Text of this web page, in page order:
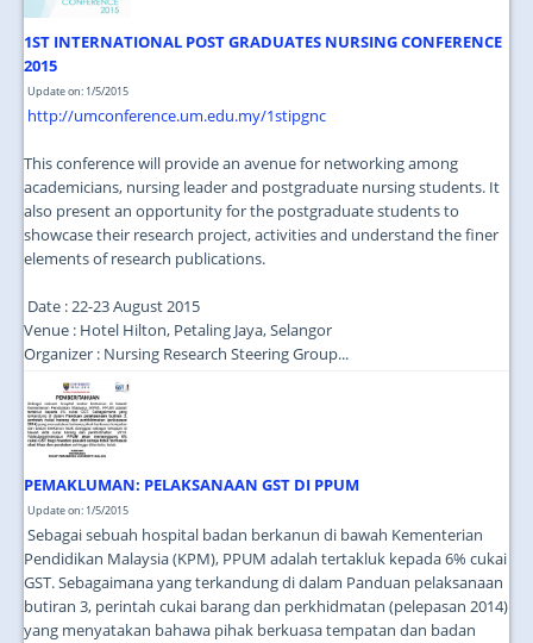
1ST INTERNATIONAL POST GRADUATES NURSING CONFERENCE
2015
Update on: 1/5/2015
http://umconference.um.edu.my/1stipgnc
This conference will provide an avenue for networking among
academicians, nursing leader and postgraduate nursing students. It
also present an opportunity for the postgraduate students to
showcase their research project, activities and understand the finer
elements of research publications.
Date : 22-23 August 2015
Venue : Hotel Hilton, Petaling Jaya, Selangor
Organizer : Nursing Research Steering Group...
PEMAKLUMAN: PELAKSANAAN GST DI PPUM
Update on: 1/5/2015
Sebagai sebuah hospital badan berkanun di bawah Kementerian
Pendidikan Malaysia (KPM), PPUM adalah tertakluk kepada 6% cukai
GST. Sebagaimana yang terkandung di dalam Panduan pelaksanaan
butiran 3, perintah cukai barang dan perkhidmatan (pelepasan 2014)
yang menyatakan bahawa pihak berkuasa tempatan dan badan